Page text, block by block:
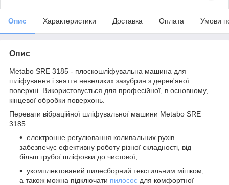
Опис Характеристики Доставка Оплата Умови
Опис
Metabo SRE 3185 - плоскошліфувальна машина для
шліфування і зняття невеликих зазубрин з дерев'яної
поверхні. Використовується для професійної, в основному,
кінцевої обробки поверхонь.
Переваги вібраційної шліфувальної машини Metabo SRE
3185:
електронне регулювання коливальних рухів
забезпечує ефективну роботу різної складності, від
більш грубої шліфовки до чистової;
укомплектований пилесборний текстильним мішком,
а також можна підключати пилосос для комфортної